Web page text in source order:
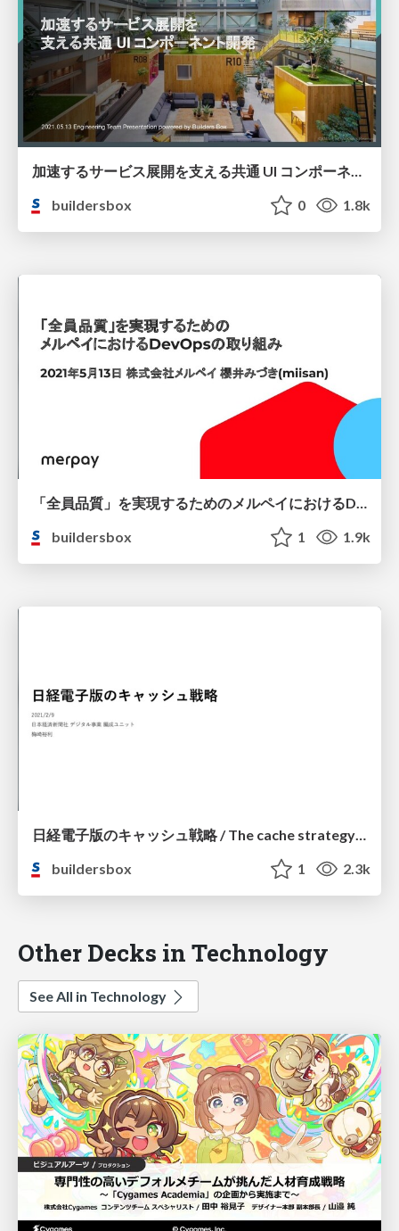
buildersbox
0 1.8k
「全員品質」を実現するためのメルペイにおけるDevOpsの取り組み / DevOps at Merpay to achieve All for Quality
buildersbox
1 1.9k
日経電子版のキャッシュ戦略 / The cache strategy of the Nikkei online edition
buildersbox
1 2.3k
Other Decks in Technology
See All in Technology